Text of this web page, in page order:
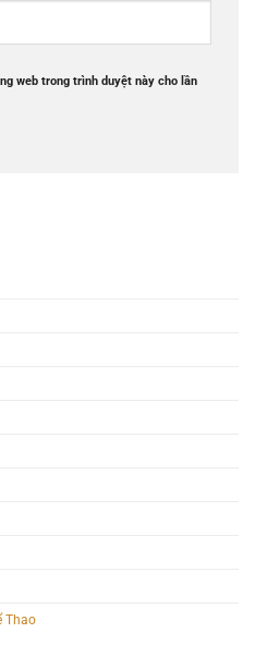
web trong trình duyệt này cho lần
Thao